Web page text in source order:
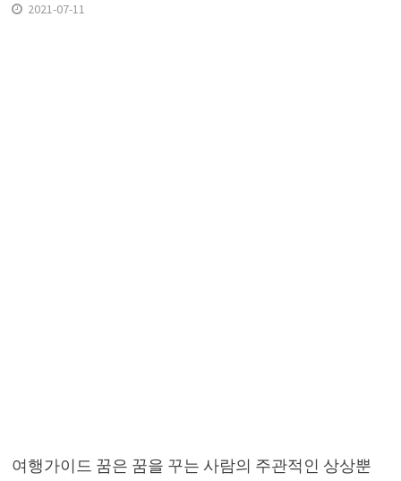
2021-07-11
여행가이드 꿈은 꿈을 꾸는 사람의 주관적인 상상뿐